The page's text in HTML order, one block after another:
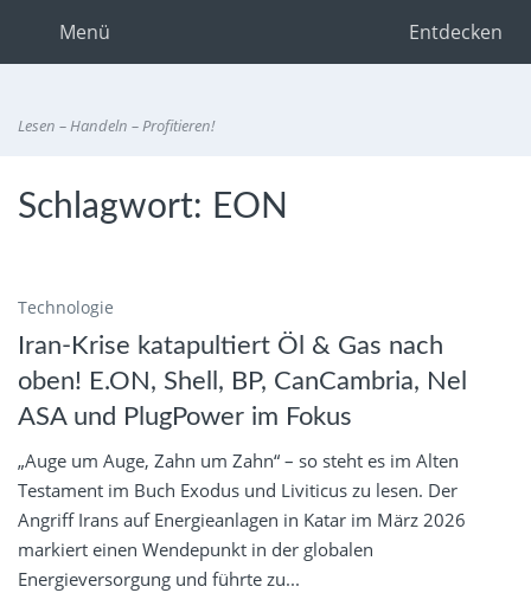
Entdecken
Menü
Lesen – Handeln – Profitieren!
Schlagwort: EON
Technologie
Iran-Krise katapultiert Öl & Gas nach
oben! E.ON, Shell, BP, CanCambria, Nel
ASA und PlugPower im Fokus
„Auge um Auge, Zahn um Zahn“ – so steht es im Alten
Testament im Buch Exodus und Liviticus zu lesen. Der
Angriff Irans auf Energieanlagen in Katar im März 2026
markiert einen Wendepunkt in der globalen
Energieversorgung und führte zu...